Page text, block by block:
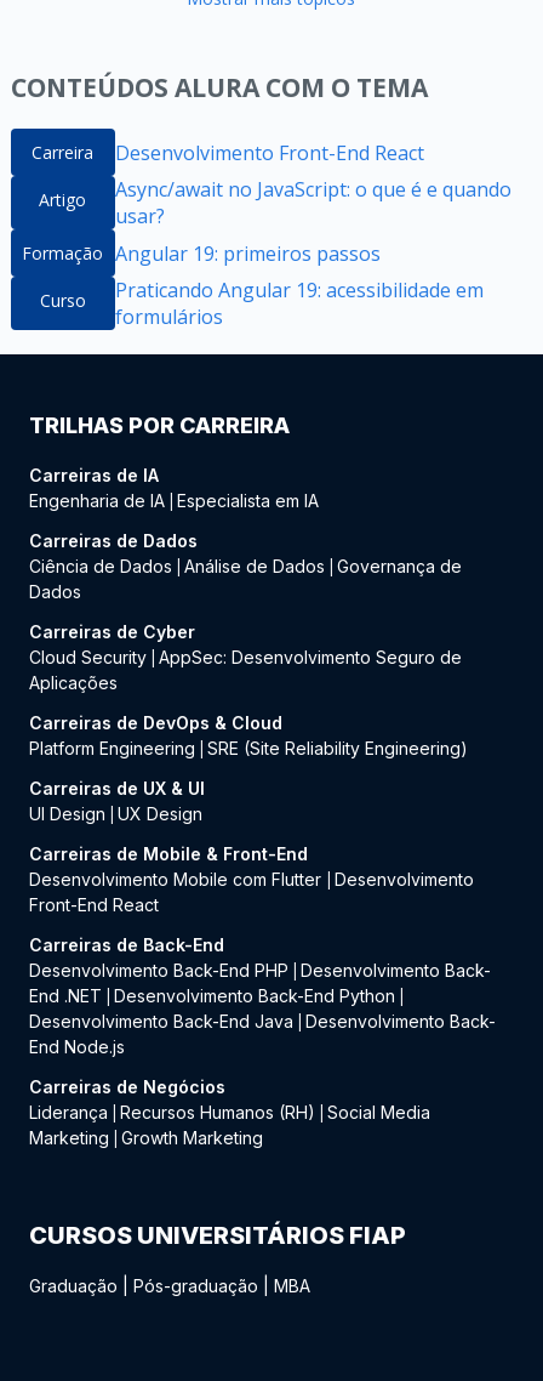
CONTEÚDOS ALURA COM O TEMA
Carreira Desenvolvimento Front-End React
Artigo
Async/await no JavaScript: o que é e quando
usar?
Formação Angular 19: primeiros passos
Curso
Praticando Angular 19: acessibilidade em
formulários
TRILHAS POR CARREIRA
Carreiras de IA
Engenharia de IA Especialista em IA
Carreiras de Dados
Ciência de Dados
Análise de Dados
Governança de
Dados
Carreiras de Cyber
Cloud Security AppSec: Desenvolvimento Seguro de
Aplicações
Carreiras de DevOps & Cloud
Platform Engineering
SRE (Site Reliability Engineering)
Carreiras de UX & UI
UI Design
UX Design
Carreiras de Mobile & Front-End
Desenvolvimento Mobile com Flutter
Desenvolvimento
Front-End React
Carreiras de Back-End
Desenvolvimento Back-End PHP
Desenvolvimento Back-
End .NET
Desenvolvimento Back-End Python
Desenvolvimento Back-End Java
Desenvolvimento Back-
End Node.js
Carreiras de Negócios
Liderança
Recursos Humanos (RH)
Social Media
Marketing
Growth Marketing
CURSOS UNIVERSITÁRIOS FIAP
Graduação Pós-graduação MBA